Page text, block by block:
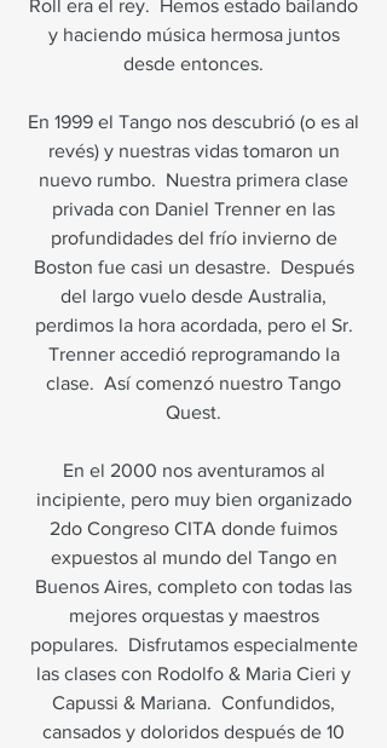
Roll era el rey. Hemos estado bailando
y haciendo música hermosa juntos
desde entonces.
En 1999 el Tango nos descubrió (o es al
revés) y nuestras vidas tomaron un
nuevo rumbo. Nuestra primera clase
privada con Daniel Trenner en las
profundidades del frío invierno de
Boston fue casi un desastre. Después
del largo vuelo desde Australia,
perdimos la hora acordada, pero el Sr.
Trenner accedió reprogramando la
clase. Así comenzó nuestro Tango
Quest.
En el 2000 nos aventuramos al
incipiente, pero muy bien organizado
2do Congreso CITA donde fuimos
expuestos al mundo del Tango en
Buenos Aires, completo con todas las
mejores orquestas y maestros
populares. Disfrutamos especialmente
las clases con Rodolfo & Maria Cieri y
Capussi & Mariana. Confundidos,
cansados y doloridos después de 10